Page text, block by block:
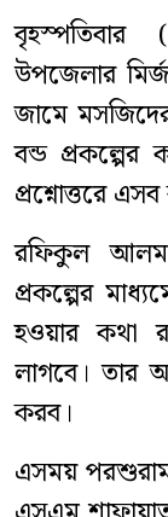
উপজেলার
জামে
বন্ড প্রকল্পের
প্রশ্নোত্তরে
রফিকুল আলম
প্রকল্পের
হওয়ার কথা
লাগবে। তার
করব।
এসময় পরশুরাম